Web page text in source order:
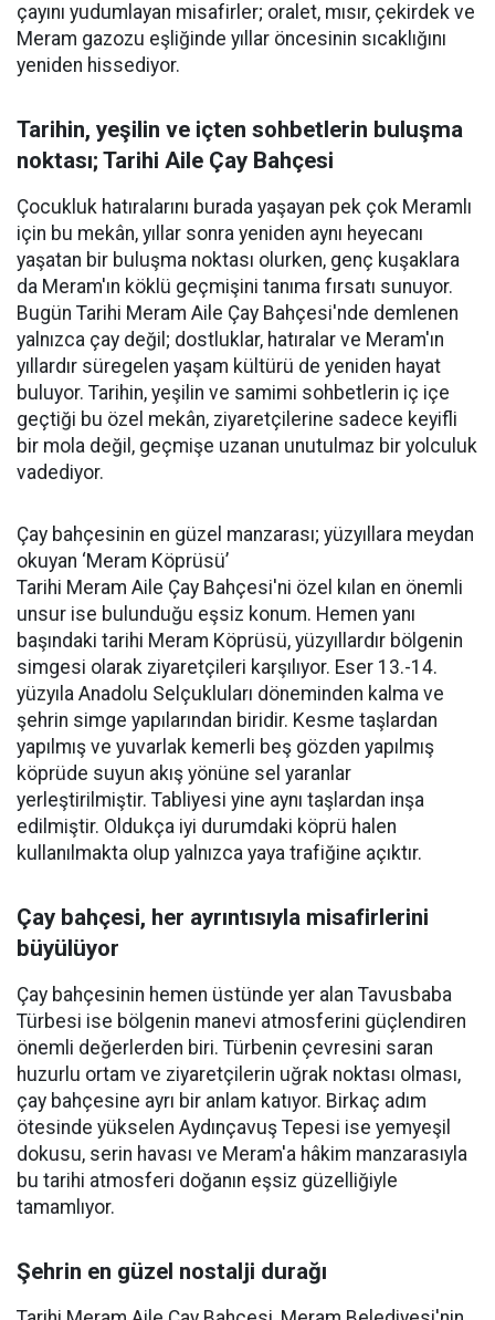
çayını yudumlayan misafirler; oralet, mısır, çekirdek ve
Meram gazozu eşliğinde yıllar öncesinin sıcaklığını
yeniden hissediyor.
Tarihin, yeşilin ve içten sohbetlerin buluşma
noktası; Tarihi Aile Çay Bahçesi
Çocukluk hatıralarını burada yaşayan pek çok Meramlı
için bu mekân, yıllar sonra yeniden aynı heyecanı
yaşatan bir buluşma noktası olurken, genç kuşaklara
da Meram'ın köklü geçmişini tanıma fırsatı sunuyor.
Bugün Tarihi Meram Aile Çay Bahçesi'nde demlenen
yalnızca çay değil; dostluklar, hatıralar ve Meram'ın
yıllardır süregelen yaşam kültürü de yeniden hayat
buluyor. Tarihin, yeşilin ve samimi sohbetlerin iç içe
geçtiği bu özel mekân, ziyaretçilerine sadece keyifli
bir mola değil, geçmişe uzanan unutulmaz bir yolculuk
vadediyor.
Çay bahçesinin en güzel manzarası; yüzyıllara meydan
okuyan ‘Meram Köprüsü’
Tarihi Meram Aile Çay Bahçesi'ni özel kılan en önemli
unsur ise bulunduğu eşsiz konum. Hemen yanı
başındaki tarihi Meram Köprüsü, yüzyıllardır bölgenin
simgesi olarak ziyaretçileri karşılıyor. Eser 13.-14.
yüzyıla Anadolu Selçukluları döneminden kalma ve
şehrin simge yapılarından biridir. Kesme taşlardan
yapılmış ve yuvarlak kemerli beş gözden yapılmış
köprüde suyun akış yönüne sel yaranlar
yerleştirilmiştir. Tabliyesi yine aynı taşlardan inşa
edilmiştir. Oldukça iyi durumdaki köprü halen
kullanılmakta olup yalnızca yaya trafiğine açıktır.
Çay bahçesi, her ayrıntısıyla misafirlerini
büyülüyor
Çay bahçesinin hemen üstünde yer alan Tavusbaba
Türbesi ise bölgenin manevi atmosferini güçlendiren
önemli değerlerden biri. Türbenin çevresini saran
huzurlu ortam ve ziyaretçilerin uğrak noktası olması,
çay bahçesine ayrı bir anlam katıyor. Birkaç adım
ötesinde yükselen Aydınçavuş Tepesi ise yemyeşil
dokusu, serin havası ve Meram'a hâkim manzarasıyla
bu tarihi atmosferi doğanın eşsiz güzelliğiyle
tamamlıyor.
Şehrin en güzel nostalji durağı